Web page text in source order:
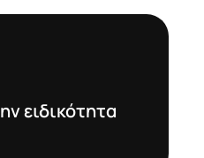
ειδικότητα